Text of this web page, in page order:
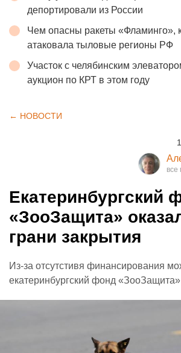
депортировали из России
Чем опасны ракеты «Фламинго»,
атаковала тыловые регионы РФ
Участок с челябинским
аукцион по КРТ в этом году
← НОВОСТИ
Екатеринбургский
«ЗооЗащита»
грани закрытия
Из-за отсутстивя финансирования
екатеринбургский фонд «ЗооЗащита»